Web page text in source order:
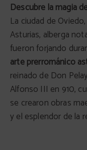
Descubre la magia
La ciudad de
Asturias, alberga
fueron forjando
arte prerrománico
reinado de Don
Alfonso III en 910,
se crearon obras
y el esplendor de la